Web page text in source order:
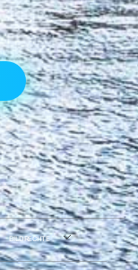
BILDRECHTE